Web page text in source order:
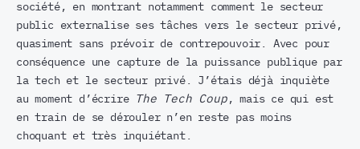
société, en montrant notamment comment le secteur
public externalise ses tâches vers le secteur privé,
quasiment sans prévoir de contrepouvoir. Avec pour
conséquence une capture de la puissance publique par
la tech et le secteur privé. J’étais déjà inquiète
au moment d’écrire The Tech Coup, mais ce qui est
en train de se dérouler n’en reste pas moins
choquant et très inquiétant.